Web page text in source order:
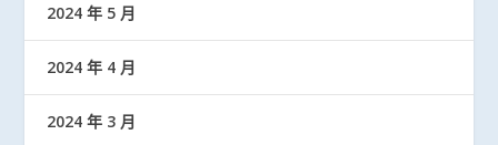
2024 年 5 月
2024 年 4 月
2024 年 3 月